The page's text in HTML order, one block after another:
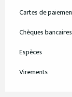
Cartes de
Chèques
Espèces
Virements